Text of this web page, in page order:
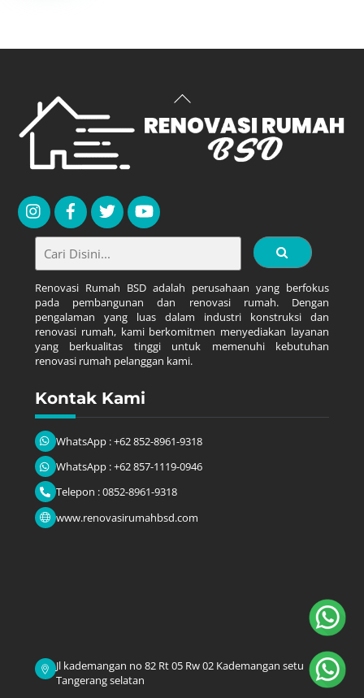
Back
Top
Renovasi Rumah BSD adalah perusahaan yang berfokus
pada pembangunan dan renovasi rumah. Dengan
pengalaman yang luas dalam industri konstruksi dan
renovasi rumah, kami berkomitmen menyediakan layanan
yang berkualitas tinggi untuk memenuhi kebutuhan
renovasi rumah pelanggan kami.
Kontak Kami
WhatsApp : +62 852-8961-9318
WhatsApp : +62 857-1119-0946
Telepon : 0852-8961-9318
www.renovasirumahbsd.com
Jl kademangan no 82 Rt 05 Rw 02 Kademangan setu
Tangerang selatan